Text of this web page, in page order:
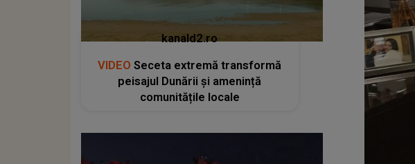
kanald2.ro
VIDEO Seceta extremă transformă
peisajul Dunării și amenință
comunitățile locale